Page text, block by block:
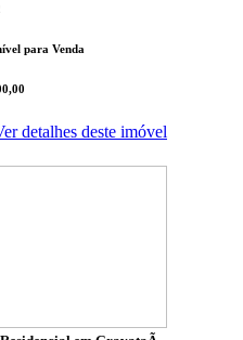
para Venda
detalhes deste imóvel